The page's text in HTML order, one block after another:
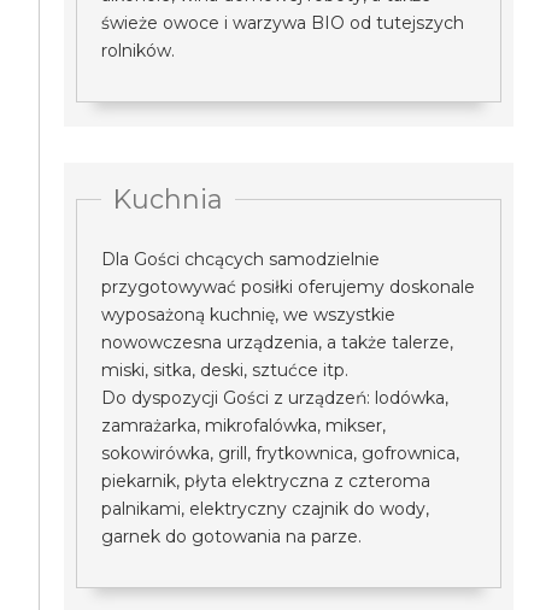
świeże owoce i warzywa BIO od tutejszych
rolników.
Kuchnia
Dla Gości chcących samodzielnie
przygotowywać posiłki oferujemy doskonale
wyposażoną kuchnię, we wszystkie
nowowczesna urządzenia, a także talerze,
miski, sitka, deski, sztućce itp.
Do dyspozycji Gości z urządzeń: lodówka,
zamrażarka, mikrofalówka, mikser,
sokowirówka, grill, frytkownica, gofrownica,
piekarnik, płyta elektryczna z czteroma
palnikami, elektryczny czajnik do wody,
garnek do gotowania na parze.